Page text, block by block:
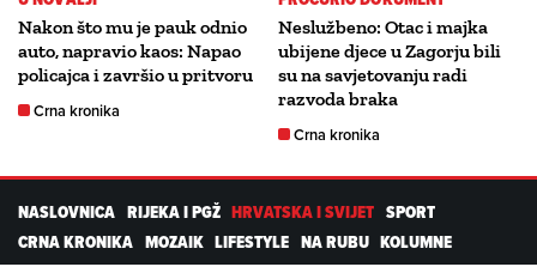
Nakon što mu je pauk odnio
auto, napravio kaos: Napao
policajca i završio u pritvoru
Crna kronika
Neslužbeno: Otac i majka
ubijene djece u Zagorju bili
su na savjetovanju radi
razvoda braka
Crna kronika
NASLOVNICA RIJEKA I PGŽ HRVATSKA I SVIJET SPORT
CRNA KRONIKA MOZAIK LIFESTYLE NA RUBU KOLUMNE